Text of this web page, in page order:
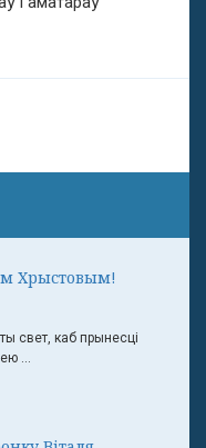
Хрыстовым!
свет, каб прынесці
...